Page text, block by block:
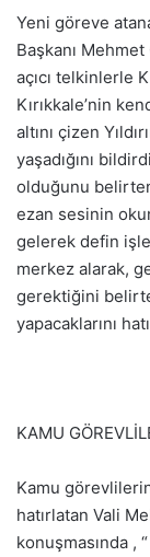
Yeni göreve
Başkanı
açıcı telkinlerle
Kırıkkale’nin
altını çizen
yaşadığını
olduğunu belirten
ezan sesinin
gelerek defin
merkez alarak,
gerektiğini
yapacaklarını
KAMU
Kamu
hatırlatan Vali
konuşmasında ,